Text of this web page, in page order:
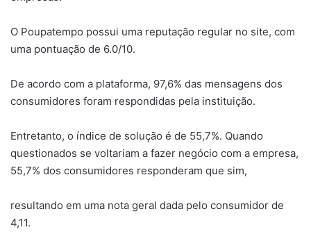
O Poupatempo possui uma reputação regular no site, com
uma pontuação de 6.0/10.
De acordo com a plataforma, 97,6% das mensagens dos
consumidores foram respondidas pela instituição.
Entretanto, o índice de solução é de 55,7%. Quando
questionados se voltariam a fazer negócio com a empresa,
55,7% dos consumidores responderam que sim,
resultando em uma nota geral dada pelo consumidor de
4,11.